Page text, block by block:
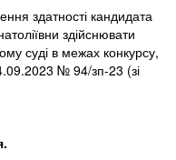
здатності кандидата
здійснювати
суді в межах конкурсу,
№ 94/зп-23 (зі